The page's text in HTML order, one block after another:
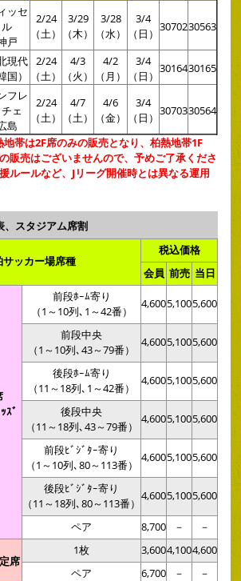
ッセ
ル
戸
2/24
（土）
3/29
（木）
3/28
（水）
3/4
（日） 3070230563
現代
国）
2/24
（土）
4/3
（火）
4/2
（月）
3/4
（日）
3016430165
フレ
チェ
島
2/24
（土）
4/7
（土）
4/6
（金）
3/4
（日） 3070330564
帯は2F席のみの販売となり、柏熱地帯1F
販売はございませんので、予めご了承くださ
ルールなど、Jリーグ開催時とは異なる運用
、スタジアム席割
サッカー場席種
税込価格
会員 前売 当日
ｽﾞ
前段ﾎｰﾑ寄り
（1～10列､1～42番）
4,6005,1005,600
前段中央
（1～10列､43～79番）
4,6005,1005,600
後段ﾎｰﾑ寄り
（11～18列､1～42番）
4,6005,1005,600
後段中央
（11～18列､43～79番）
4,6005,1005,600
前段ﾋﾞｼﾞﾀｰ寄り
（1～10列､80～113番）
4,6005,1005,600
後段ﾋﾞｼﾞﾀｰ寄り
（11～18列､80～113番）
4,6005,1005,600
ペア 8,700 － －
席
1枚 3,6004,1004,600
ペア
6,700 － －